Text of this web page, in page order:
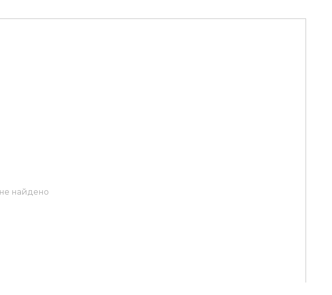
найдено